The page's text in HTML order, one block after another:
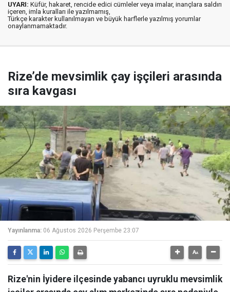
UYARI: Küfür, hakaret, rencide edici cümleler veya imalar, inançlara saldırı
içeren, imla kuralları ile yazılmamış,
Türkçe karakter kullanılmayan ve büyük harflerle yazılmış yorumlar
onaylanmamaktadır.
Rize’de mevsimlik çay işçileri arasında
sıra kavgası
Yayınlanma: 06 Ağustos 2026 Perşembe 23:07
Rize'nin İyidere ilçesinde yabancı uyruklu mevsimlik